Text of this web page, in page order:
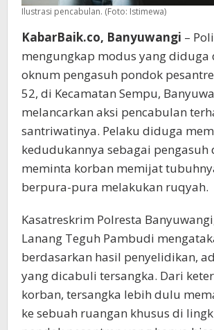
Ilustrasi pencabulan. (Foto: Istimewa)
KabarBaik.co, Banyuwangi –
mengungkap modus yang diduga
oknum pengasuh pondok
52, di Kecamatan Sempu,
melancarkan aksi pencabulan
santriwatinya. Pelaku diduga
kedudukannya sebagai pengasuh
meminta korban memijat
berpura-pura melakukan ruqyah.
Kasatreskrim Polresta
Lanang Teguh Pambudi
berdasarkan hasil penyelidikan,
yang dicabuli tersangka. Dari
korban, tersangka lebih dulu
ke sebuah ruangan khusus di